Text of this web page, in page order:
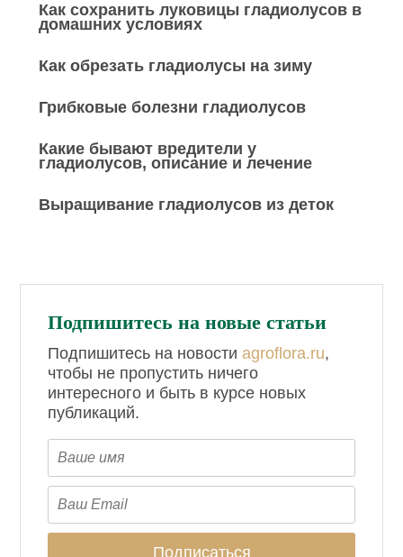
Как сохранить луковицы гладиолусов в
домашних условиях
Как обрезать гладиолусы на зиму
Грибковые болезни гладиолусов
Какие бывают вредители у
гладиолусов, описание и лечение
Выращивание гладиолусов из деток
Подпишитесь на новые статьи
Подпишитесь на новостиagroflora.ru,
чтобы не пропустить ничего
интересного и быть в курсе новых
публикаций.